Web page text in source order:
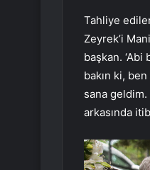
Tahliye
Zeyrek’i
başkan.
bakın ki,
sana
arkasında